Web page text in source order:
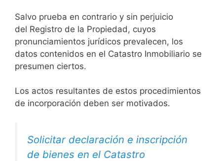
Salvo prueba en contrario y sin perjuicio
del Registro de la Propiedad, cuyos
pronunciamientos jurídicos prevalecen, los
datos contenidos en el Catastro Inmobiliario se
presumen ciertos.
Los actos resultantes de estos procedimientos
de incorporación deben ser motivados.
Solicitar declaración e inscripción
de bienes en el Catastro